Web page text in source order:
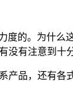
的。为什
有注意到
品，还有